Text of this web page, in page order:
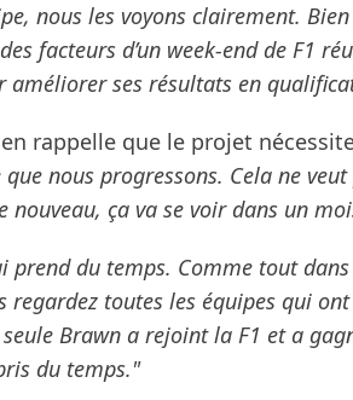
nous les voyons clairement.
facteurs d’un week-end de F1
améliorer ses résultats en
rappelle que le projet
nous progressons. Cela ne
nouveau, ça va se voir dans un
prend du temps. Comme tout
regardez toutes les équipes qui
Brawn a rejoint la F1 et a
du temps."